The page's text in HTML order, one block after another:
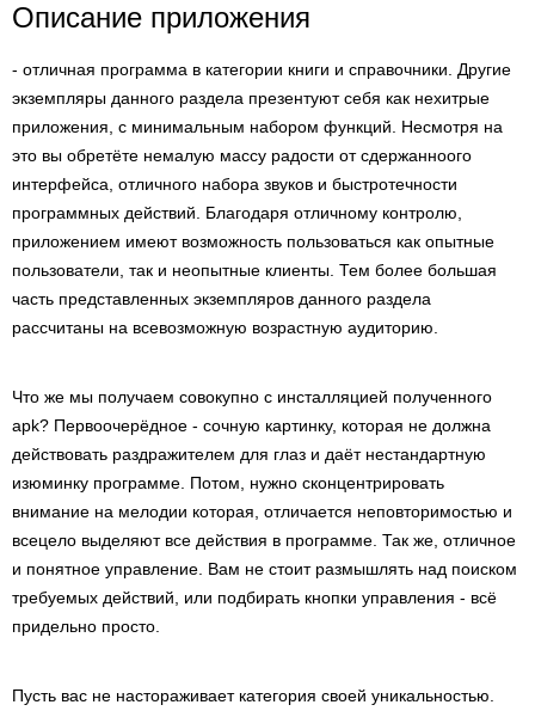
Описание приложения
- отличная программа в категории книги и справочники. Другие
экземпляры данного раздела презентуют себя как нехитрые
приложения, с минимальным набором функций. Несмотря на
это вы обретёте немалую массу радости от сдержанноого
интерфейса, отличного набора звуков и быстротечности
программных действий. Благодаря отличному контролю,
приложением имеют возможность пользоваться как опытные
пользователи, так и неопытные клиенты. Тем более большая
часть представленных экземпляров данного раздела
рассчитаны на всевозможную возрастную аудиторию.
Что же мы получаем совокупно с инсталляцией полученного
apk? Первоочерёдное - сочную картинку, которая не должна
действовать раздражителем для глаз и даёт нестандартную
изюминку программе. Потом, нужно сконцентрировать
внимание на мелодии которая, отличается неповторимостью и
всецело выделяют все действия в программе. Так же, отличное
и понятное управление. Вам не стоит размышлять над поиском
требуемых действий, или подбирать кнопки управления - всё
придельно просто.
Пусть вас не настораживает категория своей уникальностью.